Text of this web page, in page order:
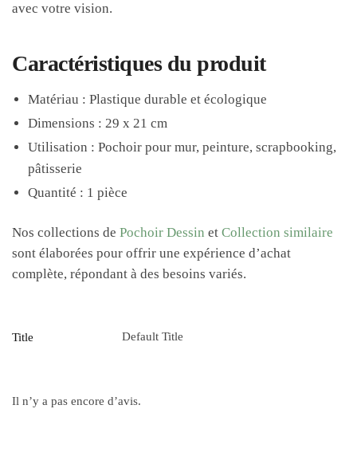
avec votre vision.
Caractéristiques du produit
Matériau : Plastique durable et écologique
Dimensions : 29 x 21 cm
Utilisation : Pochoir pour mur, peinture, scrapbooking,
pâtisserie
Quantité : 1 pièce
Nos collections de Pochoir Dessin et Collection similaire
sont élaborées pour offrir une expérience d’achat
complète, répondant à des besoins variés.
Title Default Title
Il n’y a pas encore d’avis.